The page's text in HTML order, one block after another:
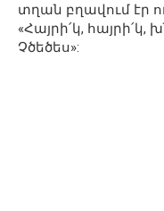
տղան բղավում էր
«Հայրի՛կ, հայրի՛կ,
Չծեծես»: